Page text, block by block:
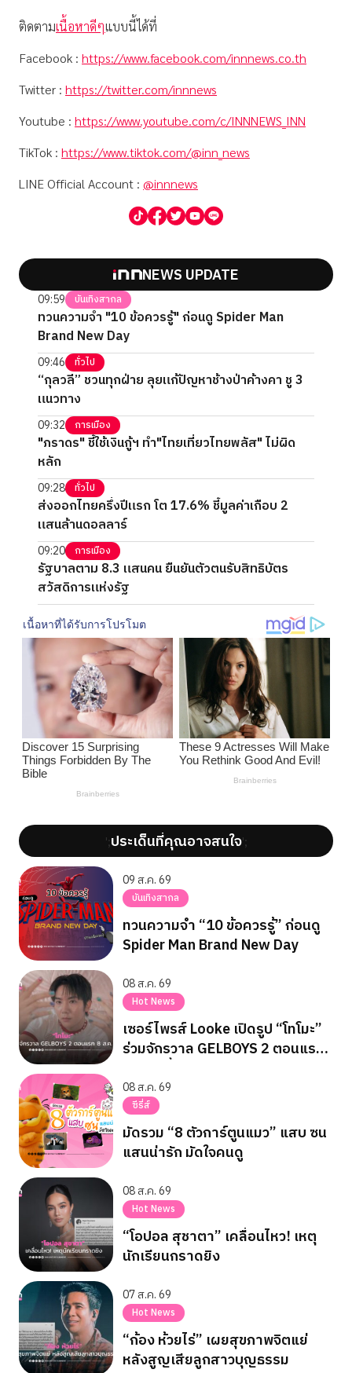
ติดตามเนื้อหาดีๆแบบนี้ได้ที่
Facebook : https://www.facebook.com/innnews.co.th
Twitter : https://twitter.com/innnews
Youtube : https://www.youtube.com/c/INNNEWS_INN
TikTok : https://www.tiktok.com/@inn_news
LINE Official Account : @innnews
NEWS UPDATE
09:59 บันเทิงสากล
ทวนความจำ "10 ข้อควรรู้" ก่อนดู Spider Man
Brand New Day
09:46 ทั่วไป
“กุลวลี” ชวนทุกฝ่าย ลุยแก้ปัญหาช้างป่าค้างคา ชู 3
แนวทาง
09:32 การเมือง
"ภราดร" ชี้ใช้เงินกู้ฯ ทำ"ไทยเที่ยวไทยพลัส" ไม่ผิด
หลัก
09:28 ทั่วไป
ส่งออกไทยครึ่งปีแรก โต 17.6% ชี้มูลค่าเกือบ 2
แสนล้านดอลลาร์
09:20 การเมือง
รัฐบาลตาม 8.3 แสนคน ยืนยันตัวตนรับสิทธิบัตร
สวัสดิการแห่งรัฐ
';ประเด็นที่คุณอาจสนใจ';
09 ส.ค. 69
บันเทิงสากล
ทวนความจำ “10 ข้อควรรู้” ก่อนดู
Spider Man Brand New Day
08 ส.ค. 69
Hot News
เซอร์ไพรส์ Looke เปิดรูป “โทโมะ”
ร่วมจักรวาล GELBOYS 2 ตอนแรก
08 ส.ค. 69
ซีรี่ส์
มัดรวม “8 ตัวการ์ตูนแมว” แสบ ซน
แสนน่ารัก มัดใจคนดู
08 ส.ค. 69
Hot News
“โอปอล สุชาตา” เคลื่อนไหว! เหตุ
นักเรียนกราดยิง
07 ส.ค. 69
Hot News
“ก้อง ห้วยไร่” เผยสุขภาพจิตแย่
หลังสูญเสียลูกสาวบุญธรรม